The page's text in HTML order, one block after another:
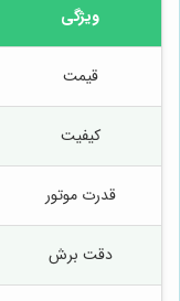
ویژگی
قیمت
کیفیت
قدرت موتور
دقت برش